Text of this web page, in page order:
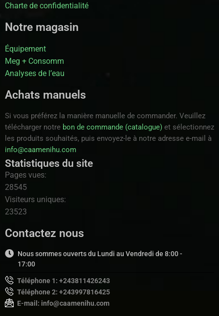
Charte de confidentialité
Notre magasin
Équipement
Meg + Consomm
Analyses de l’eau
Achats manuels
Si vous préférez la manière manuelle de commander. Veuillez
télécharger notre bon de commande (catalogue) et sélectionnez
les produits souhaités, puis envoyez-le à notre adresse e-mail à
info@caamenihu.com
Statistiques du site
Pages vues:
28545
Visiteurs uniques:
23523
Contactez nous
Nous sommes ouverts du Lundi au Vendredi de 8:00 -
17:00
Téléphone 1: +243811426243
Téléphone 2: +243997816425
E-mail: info@caamenihu.com